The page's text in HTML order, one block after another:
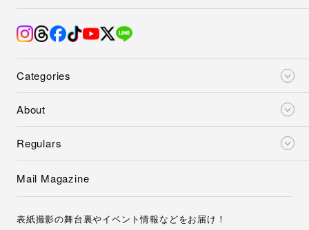
Categories
About
Regulars
Mail Magazine
表紙撮影の舞台裏やイベント情報などをお届け！